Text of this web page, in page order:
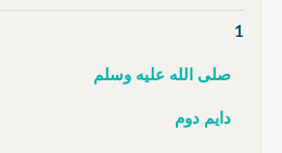
1
صلى الله عليه وسلم
دايم دوم